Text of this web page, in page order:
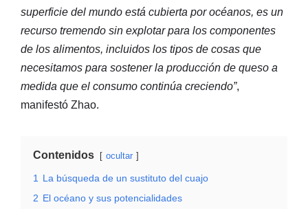
superficie del mundo está cubierta por océanos, es un
recurso tremendo sin explotar para los componentes
de los alimentos, incluidos los tipos de cosas que
necesitamos para sostener la producción de queso a
medida que el consumo continúa creciendo”,
manifestó Zhao.
Contenidos ocultar
1
La búsqueda de un sustituto del cuajo
2 El océano y sus potencialidades